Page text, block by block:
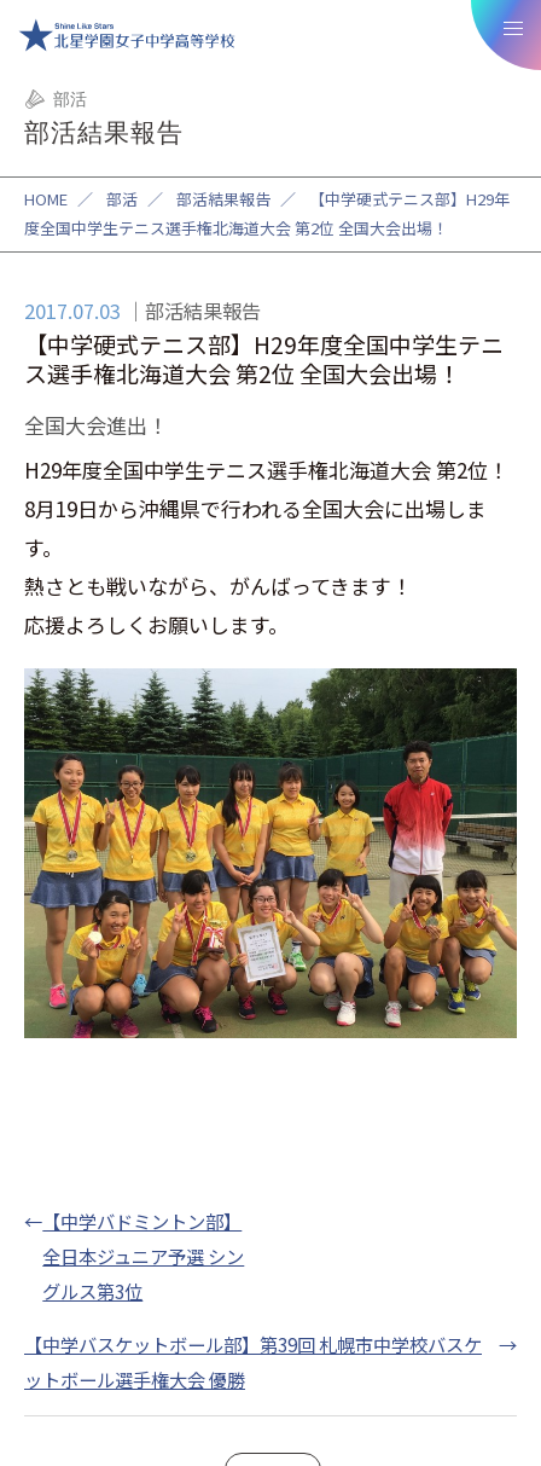
部活
部活結果報告
HOME ／ 部活 ／ 部活結果報告 ／
【中学硬式テニス部】H29年
度全国中学生テニス選手権北海道大会 第2位 全国大会出場！
2017.07.03 部活結果報告
【中学硬式テニス部】H29年度全国中学生テニ
ス選手権北海道大会 第2位 全国大会出場！
全国大会進出！
H29年度全国中学生テニス選手権北海道大会 第2位！
8月19日から沖縄県で行われる全国大会に出場しま
す。
熱さとも戦いながら、がんばってきます！
応援よろしくお願いします。
← 【中学バドミントン部】
全日本ジュニア予選 シン
グルス第3位
【中学バスケットボール部】第39回 札幌市中学校バスケ
ットボール選手権大会 優勝
→